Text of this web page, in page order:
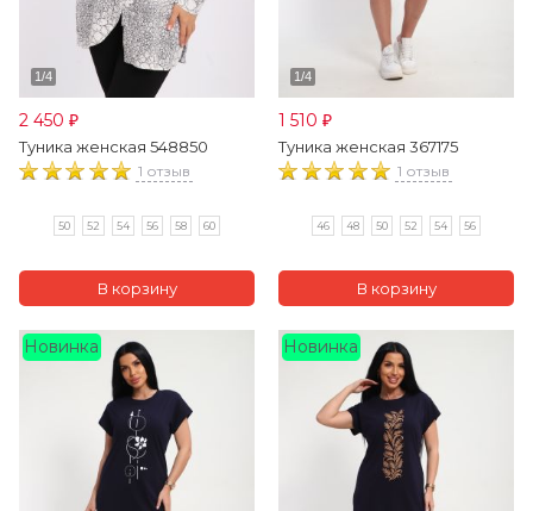
2 450 ₽
Туника женская 548850
1 отзыв
50 52 54 56 58 60
1 510 ₽
Туника женская 367175
1 отзыв
46 48 50 52 54 56
Новинка Новинка